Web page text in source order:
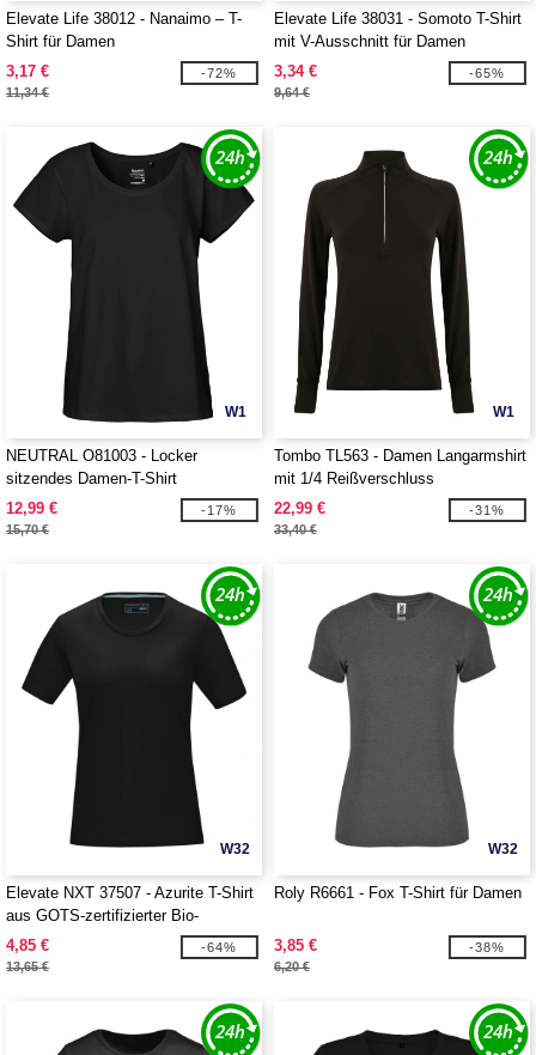
Elevate Life 38012 - Nanaimo – T-
Shirt für Damen
3,17 €
11,34 €
-72%
Elevate Life 38031 - Somoto T-Shirt
mit V-Ausschnitt für Damen
3,34 €
9,64 €
-65%
W1
NEUTRAL O81003 - Locker
sitzendes Damen-T-Shirt
12,99 €
15,70 €
-17%
W1
Tombo TL563 - Damen Langarmshirt
mit 1/4 Reißverschluss
22,99 €
33,40 €
-31%
W32
Elevate NXT 37507 - Azurite T-Shirt
aus GOTS-zertifizierter Bio-
Baumwolle für Damen
4,85 €
13,65 €
-64%
W32
Roly R6661 - Fox T-Shirt für Damen
3,85 €
6,20 €
-38%